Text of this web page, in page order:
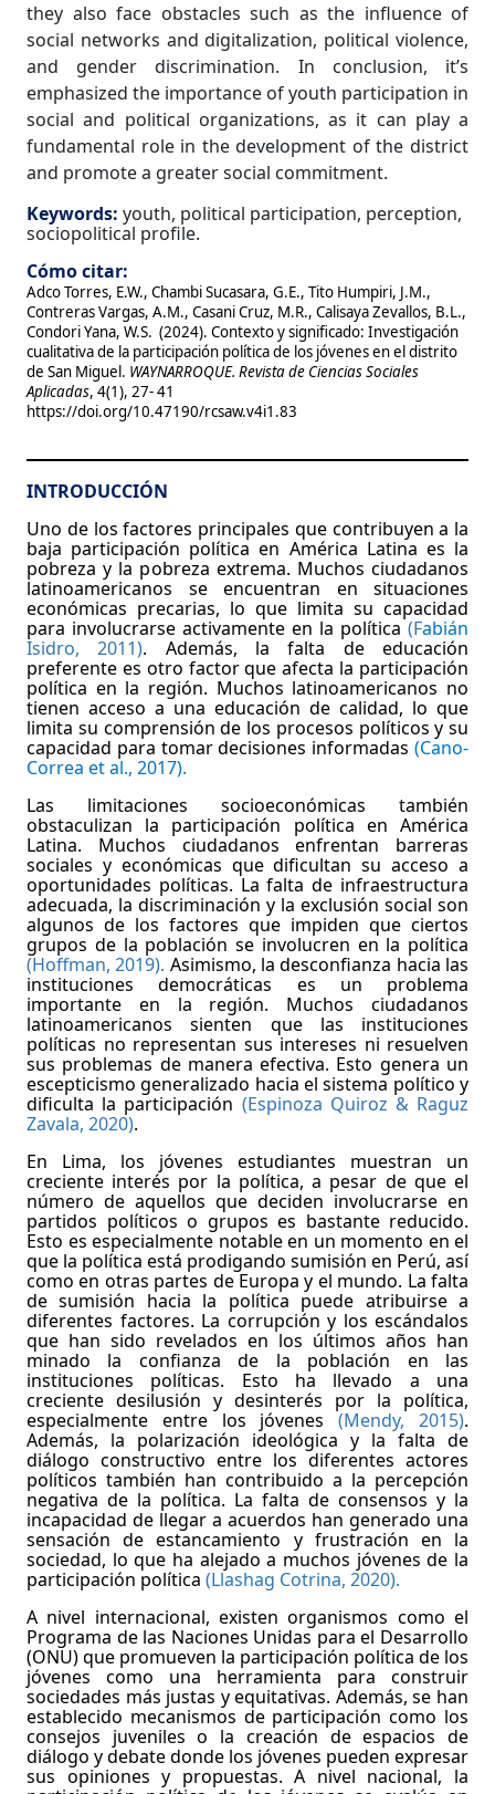
they also face obstacles such as the influence of
social networks and digitalization, political violence,
and gender discrimination. In conclusion, it’s
emphasized the importance of youth participation in
social and political organizations, as it can play a
fundamental role in the development of the district
and promote a greater social commitment.
Keywords: youth, political participation, perception,
sociopolitical profile.
Cómo citar:
Adco Torres, E.W., Chambi Sucasara, G.E., Tito Humpiri, J.M.,
Contreras Vargas, A.M., Casani Cruz, M.R., Calisaya Zevallos, B.L.,
Condori Yana, W.S. (2024). Contexto y significado: Investigación
cualitativa de la participación política de los jóvenes en el distrito
de San Miguel. WAYNARROQUE. Revista de Ciencias Sociales
Aplicadas, 4(1), 27- 41
https://doi.org/10.47190/rcsaw.v4i1.83
INTRODUCCIÓN
Uno de los factores principales que contribuyen a la
baja participación política en América Latina es la
pobreza y la pobreza extrema. Muchos ciudadanos
latinoamericanos se encuentran en situaciones
económicas precarias, lo que limita su capacidad
para involucrarse activamente en la política (Fabián
Isidro, 2011). Además, la falta de educación
preferente es otro factor que afecta la participación
política en la región. Muchos latinoamericanos no
tienen acceso a una educación de calidad, lo que
limita su comprensión de los procesos políticos y su
capacidad para tomar decisiones informadas (Cano-
Correa et al., 2017).
Las limitaciones socioeconómicas también
obstaculizan la participación política en América
Latina. Muchos ciudadanos enfrentan barreras
sociales y económicas que dificultan su acceso a
oportunidades políticas. La falta de infraestructura
adecuada, la discriminación y la exclusión social son
algunos de los factores que impiden que ciertos
grupos de la población se involucren en la política
(Hoffman, 2019). Asimismo, la desconfianza hacia las
instituciones democráticas es un problema
importante en la región. Muchos ciudadanos
latinoamericanos sienten que las instituciones
políticas no representan sus intereses ni resuelven
sus problemas de manera efectiva. Esto genera un
escepticismo generalizado hacia el sistema político y
dificulta la participación (Espinoza Quiroz & Raguz
Zavala, 2020).
En Lima, los jóvenes estudiantes muestran un
creciente interés por la política, a pesar de que el
número de aquellos que deciden involucrarse en
partidos políticos o grupos es bastante reducido.
Esto es especialmente notable en un momento en el
que la política está prodigando sumisión en Perú, así
como en otras partes de Europa y el mundo. La falta
de sumisión hacia la política puede atribuirse a
diferentes factores. La corrupción y los escándalos
que han sido revelados en los últimos años han
minado la confianza de la población en las
instituciones políticas. Esto ha llevado a una
creciente desilusión y desinterés por la política,
especialmente entre los jóvenes(Mendy, 2015).
Además, la polarización ideológica y la falta de
diálogo constructivo entre los diferentes actores
políticos también han contribuido a la percepción
negativa de la política. La falta de consensos y la
incapacidad de llegar a acuerdos han generado una
sensación de estancamiento y frustración en la
sociedad, lo que ha alejado a muchos jóvenes de la
participación política (Llashag Cotrina, 2020).
A nivel internacional, existen organismos como el
Programa de las Naciones Unidas para el Desarrollo
(ONU) que promueven la participación política de los
jóvenes como una herramienta para construir
sociedades más justas y equitativas. Además, se han
establecido mecanismos de participación como los
consejos juveniles o la creación de espacios de
diálogo y debate donde los jóvenes pueden expresar
sus opiniones y propuestas. A nivel nacional, la